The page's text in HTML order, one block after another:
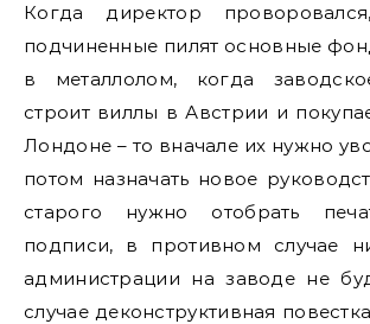
Когда директор
подчиненные пилят основные
в металлолом, когда
строит виллы в Австрии и
Лондоне – то вначале их нужно
потом назначать новое
старого нужно отобрать
подписи, в противном случае
администрации на заводе не
случае деконструктивная